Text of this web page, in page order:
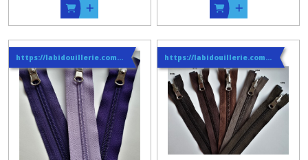
https://labidouillerie.com/page/356991-INFO-SUR-LES-LIVRAISONS.html https://labidouillerie.com/page/356991-INFO-SUR-LES-LIVRAISONS.html